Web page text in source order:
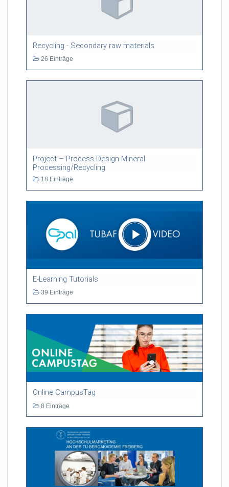
Recycling - Secondary raw materials
26 Einträge
Project – Process Design Mineral
Processing/Recycling
18 Einträge
E-Learning Tutorials
39 Einträge
Online CampusTag
8 Einträge